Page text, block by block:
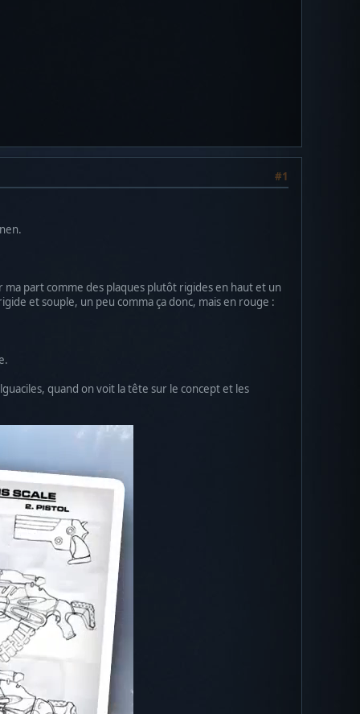
#1
part comme des plaques plutôt rigides en haut et un
et souple, un peu comma ça donc, mais en rouge :
quand on voit la tête sur le concept et les